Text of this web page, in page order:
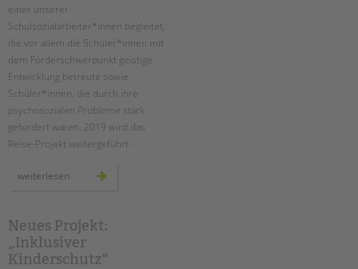
einer unserer
Schulsozialarbeiter*innen begleitet,
die vor allem die Schüler*innen mit
dem Förderschwerpunkt geistige
Entwicklung betreute sowie
Schüler*innen, die durch ihre
psychosozialen Probleme stark
gefordert waren. 2019 wird das
Reise-Projekt weitergeführt.
weiterlesen plastik
inklusive
türkeireise
Neues Projekt:
„Inklusiver
Kinderschutz“